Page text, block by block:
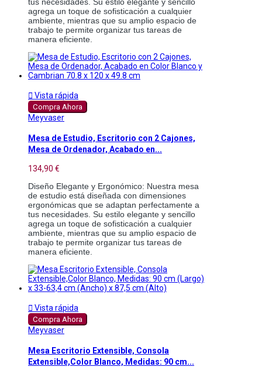
tus necesidades. Su estilo elegante y sencillo
agrega un toque de sofisticación a cualquier
ambiente, mientras que su amplio espacio de
trabajo te permite organizar tus tareas de
manera eficiente.
 Vista rápida
Compra Ahora
Meyvaser
Mesa de Estudio, Escritorio con 2 Cajones,
Mesa de Ordenador, Acabado en...
134,90 €
Diseño Elegante y Ergonómico: Nuestra mesa
de estudio está diseñada con dimensiones
ergonómicas que se adaptan perfectamente a
tus necesidades. Su estilo elegante y sencillo
agrega un toque de sofisticación a cualquier
ambiente, mientras que su amplio espacio de
trabajo te permite organizar tus tareas de
manera eficiente.
 Vista rápida
Compra Ahora
Meyvaser
Mesa Escritorio Extensible, Consola
Extensible,Color Blanco, Medidas: 90 cm...